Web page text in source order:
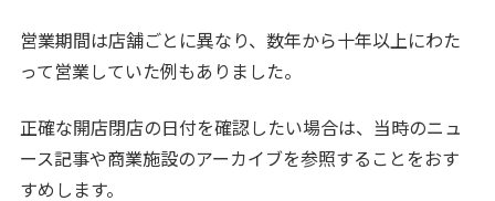
営業期間は店舗ごとに異なり、数年から十年以上にわた
って営業していた例もありました。
正確な開店閉店の日付を確認したい場合は、当時のニュ
ース記事や商業施設のアーカイブを参照することをおす
すめします。